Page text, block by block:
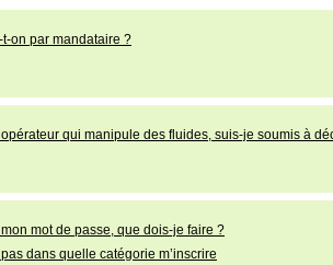
on par mandataire ?
qui manipule des fluides, suis-je soumis à
mot de passe, que dois-je faire ?
dans quelle catégorie m’inscrire